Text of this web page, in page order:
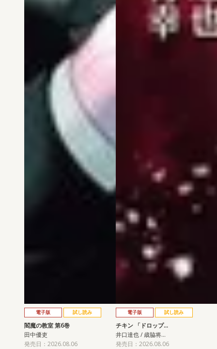
電子版 試し読み
閻魔の教室 第6巻
田中優吏
発売日：2026.08.06
電子版 試し読み
チキン 「ドロップ…
井口達也 / 歳脇将…
発売日：2026.08.06